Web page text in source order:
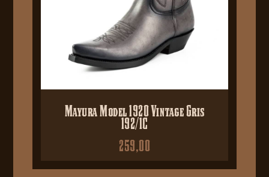
Mayura Model 1920 Vintage Gris
192/1C
259,00